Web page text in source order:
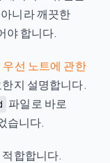
니라 깨끗한
야 합니다.
우선 노트에 관한
지 설명합니다.
파일로 바로
습니다.
합합니다.